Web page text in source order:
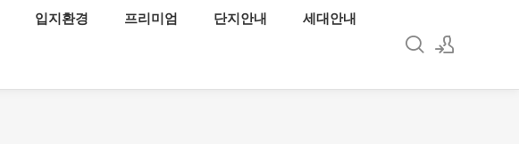
입지환경 프리미엄 단지안내 세대안내